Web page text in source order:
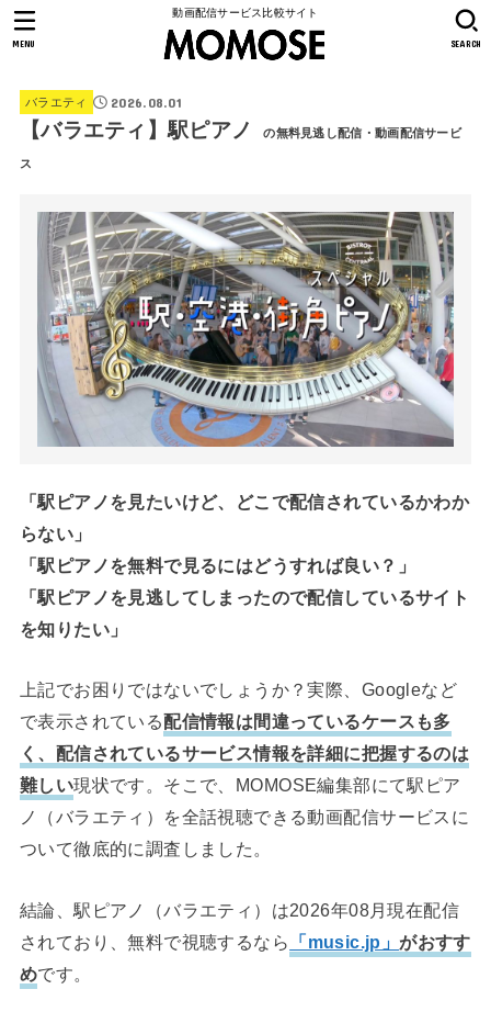
動画配信サービス比較サイト
SEARCH
MENU
バラエティ 2026.08.01
【バラエティ】駅ピアノ の無料見逃し配信・動画配信サービ
ス
「駅ピアノを見たいけど、どこで配信されているかわか
らない」
「駅ピアノを無料で見るにはどうすれば良い？」
「駅ピアノを見逃してしまったので配信しているサイト
を知りたい」
上記でお困りではないでしょうか？実際、Googleなど
で表示されている配信情報は間違っているケースも多
く、配信されているサービス情報を詳細に把握するのは
難しい現状です。そこで、MOMOSE編集部にて駅ピア
ノ（バラエティ）を全話視聴できる動画配信サービスに
ついて徹底的に調査しました。
結論、駅ピアノ（バラエティ）は2026年08月現在配信
されており、無料で視聴するなら
「music.jp」がおすす
めです。